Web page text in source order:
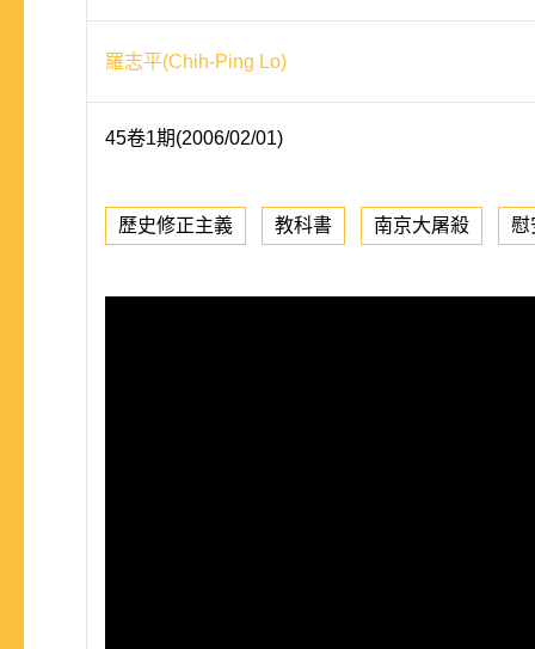
羅志平(Chih-Ping Lo)
45卷1期(2006/02/01)
歷史修正主義 教科書 南京大屠殺 慰